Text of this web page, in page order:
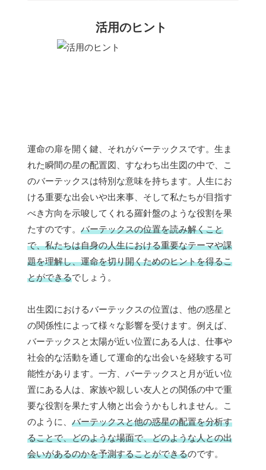
活用のヒント
運命の扉を開く鍵、それがバーテックスです。生ま
れた瞬間の星の配置図、すなわち出生図の中で、こ
のバーテックスは特別な意味を持ちます。人生にお
ける重要な出会いや出来事、そして私たちが目指す
べき方向を示唆してくれる羅針盤のような役割を果
たすのです。 バーテックスの位置を読み解くこと
で、私たちは自身の人生における重要なテーマや課
題を理解し、運命を切り開くためのヒントを得るこ
とができるでしょう。
出生図におけるバーテックスの位置は、他の惑星と
の関係性によって様々な影響を受けます。例えば、
バーテックスと太陽が近い位置にある人は、仕事や
社会的な活動を通して運命的な出会いを経験する可
能性があります。一方、バーテックスと月が近い位
置にある人は、家族や親しい友人との関係の中で重
要な役割を果たす人物と出会うかもしれません。こ
のように、 バーテックスと他の惑星の配置を分析す
ることで、どのような場面で、どのような人との出
会いがあるのかを予測することができるのです。